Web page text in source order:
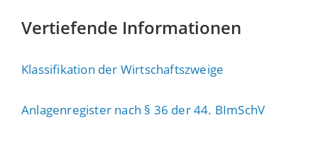
Vertiefende Informationen
Klassifikation der Wirtschaftszweige
Anlagenregister nach § 36 der 44. BImSchV